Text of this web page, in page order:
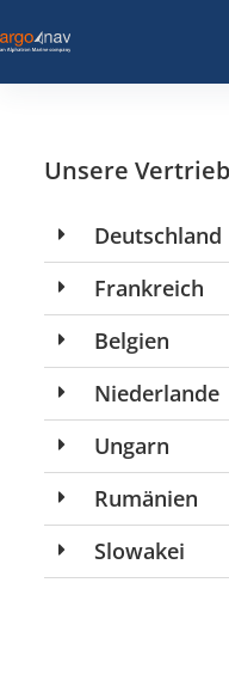
Unsere
Deutschland
Frankreich
Belgien
Niederlande
Ungarn
Rumänien
Slowakei